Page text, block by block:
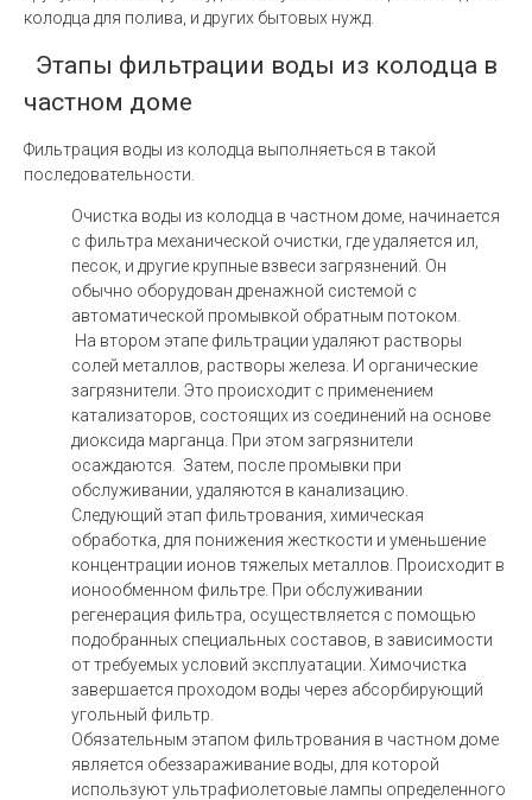
колодца для полива, и других бытовых нужд.
Этапы фильтрации воды из колодца в
частном доме
Фильтрация воды из колодца выполняеться в такой
последовательности.
Очистка воды из колодца в частном доме, начинается
с фильтра механической очистки, где удаляется ил,
песок, и другие крупные взвеси загрязнений. Он
обычно оборудован дренажной системой с
автоматической промывкой обратным потоком.
На втором этапе фильтрации удаляют растворы
солей металлов, растворы железа. И органические
загрязнители. Это происходит с применением
катализаторов, состоящих из соединений на основе
диоксида марганца. При этом загрязнители
осаждаются. Затем, после промывки при
обслуживании, удаляются в канализацию.
Следующий этап фильтрования, химическая
обработка, для понижения жесткости и уменьшение
концентрации ионов тяжелых металлов. Происходит в
ионообменном фильтре. При обслуживании
регенерация фильтра, осуществляется с помощью
подобранных специальных составов, в зависимости
от требуемых условий эксплуатации. Химочистка
завершается проходом воды через абсорбирующий
угольный фильтр.
Обязательным этапом фильтрования в частном доме
является обеззараживание воды, для которой
используют ультрафиолетовые лампы определенного